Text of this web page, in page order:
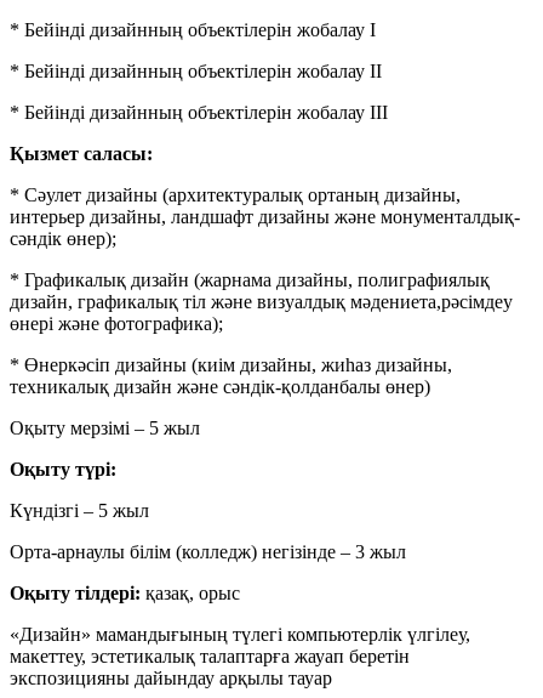
* Бейінді дизайнның объектілерін жобалау I
* Бейінді дизайнның объектілерін жобалау II
* Бейінді дизайнның объектілерін жобалау III
Қызмет саласы:
* Сәулет дизайны (архитектуралық ортаның дизайны,
интерьер дизайны, ландшафт дизайны және монументалдық-
сәндік өнер);
* Графикалық дизайн (жарнама дизайны, полиграфиялық
дизайн, графикалық тіл және визуалдық мәдениета,рәсімдеу
өнері және фотографика);
* Өнеркәсіп дизайны (киім дизайны, жиһаз дизайны,
техникалық дизайн және сәндік-қолданбалы өнер)
Оқыту мерзімі – 5 жыл
Оқыту түрі:
Күндізгі – 5 жыл
Орта-арнаулы білім (колледж) негізінде – 3 жыл
Оқыту тілдері: қазақ, орыс
«Дизайн» мамандығының түлегі компьютерлік үлгілеу,
макеттеу, эстетикалық талаптарға жауап беретін
экспозицияны дайындау арқылы тауар